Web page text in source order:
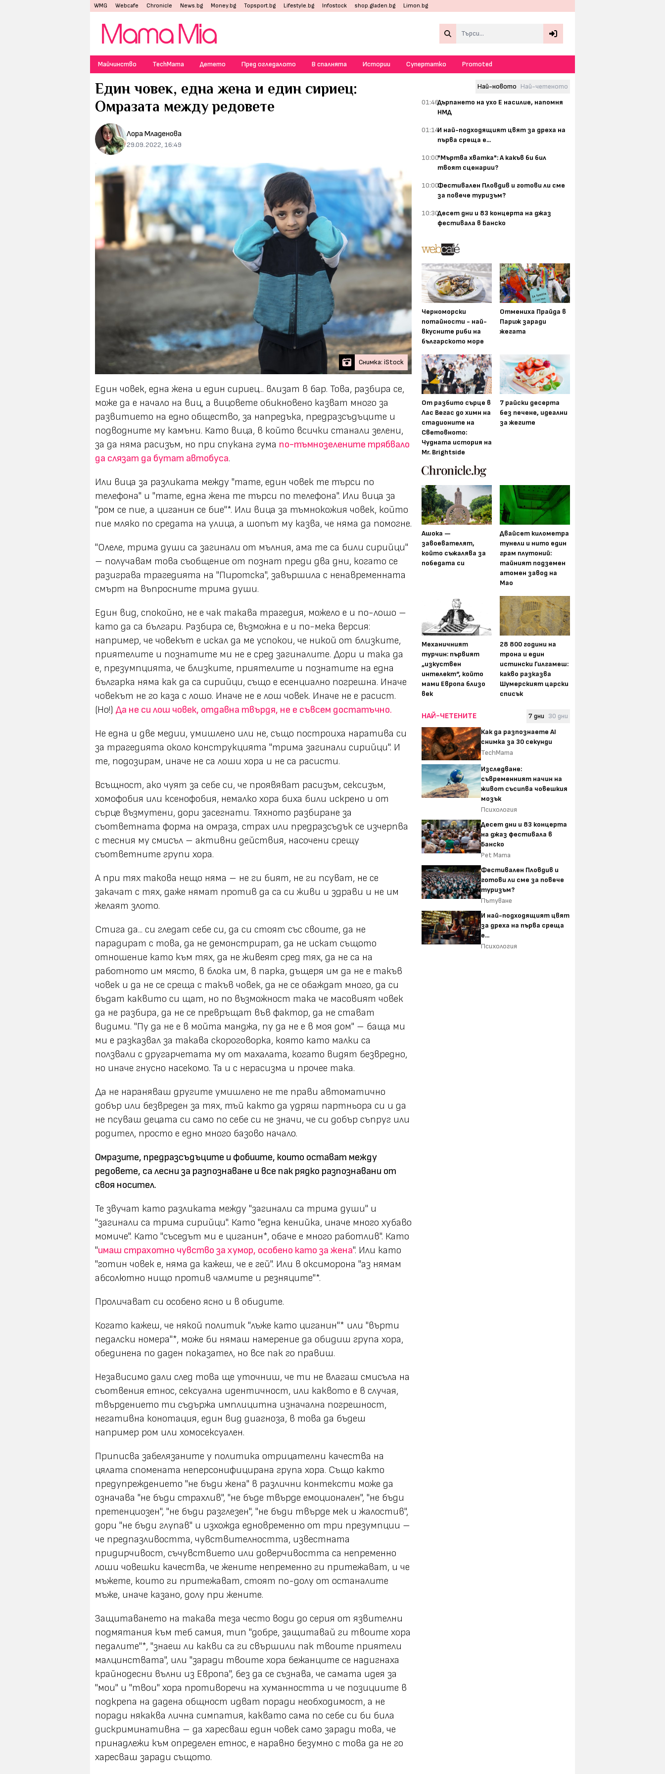
WMG Webcafe Chronicle News.bg Money.bg Topsport.bg Lifestyle.bg Infostock shop.gladen.bg Limon.bg
Майчинство TechMama Детето Пред огледалото В спалнята Истории Супертатко Promoted
Един човек, една жена и един сириец:
Омразата между редовете
Лора Младенова
29.09.2022, 16:49
Снимка: iStock
Един човек, една жена и един сириец... влизат в бар. Това, разбира се,
може да е начало на виц, а вицовете обикновено казват много за
развитието на едно общество, за напредъка, предразсъдъците и
подводните му камъни. Като вица, в който всички станали зелени,
за да няма расизъм, но при спукана гума по-тъмнозелените трябвало
да слязат да бутат автобуса.
Или вица за разликата между "тате, един човек те търси по
телефона" и "тате, една жена те търси по телефона". Или вица за
"ром се пие, а циганин се бие"*. Или вица за тъмнокожия човек, който
пие мляко по средата на улица, а шопът му казва, че няма да помогне.
"Олеле, трима души са загинали от мълния, ама те са били сирийци"
– получавам това съобщение от познат преди два дни, когато се
разиграва трагедията на "Пиротска", завършила с ненавременната
смърт на въпросните трима души.
Един вид, спокойно, не е чак такава трагедия, можело е и по-лошо –
като да са българи. Разбира се, възможна е и по-мека версия:
например, че човекът е искал да ме успокои, че никой от близките,
приятелите и познатите ми не е сред загиналите. Дори и така да
е, презумпцията, че близките, приятелите и познатите на една
българка няма как да са сирийци, също е есенциално погрешна. Иначе
човекът не го каза с лошо. Иначе не е лош човек. Иначе не е расист.
(Но!) Да не си лош човек, отдавна твърдя, не е съвсем достатъчно.
Не една и две медии, умишлено или не, също построиха наратива си
за трагедията около конструкцията "трима загинали сирийци". И
те, подозирам, иначе не са лоши хора и не са расисти.
Всъщност, ако чуят за себе си, че проявяват расизъм, сексизъм,
хомофобия или ксенофобия, немалко хора биха били искрено и от
сърце възмутени, дори засегнати. Тяхното разбиране за
съответната форма на омраза, страх или предразсъдък се изчерпва
с тесния му смисъл – активни действия, насочени срещу
съответните групи хора.
А при тях такова нещо няма – не ги бият, не ги псуват, не се
закачат с тях, даже нямат против да са си живи и здрави и не им
желаят злото.
Стига да... си гледат себе си, да си стоят със своите, да не
парадират с това, да не демонстрират, да не искат същото
отношение като към тях, да не живеят сред тях, да не са на
работното им място, в блока им, в парка, дъщеря им да не е такъв
човек и да не се среща с такъв човек, да не се обаждат много, да си
бъдат каквито си щат, но по възможност така че масовият човек
да не разбира, да не се превръщат във фактор, да не стават
видими. "Пу да не е в мойта манджа, пу да не е в моя дом" – баща ми
ми е разказвал за такава скороговорка, която като малки са
ползвали с другарчетата му от махалата, когато видят безвредно,
но иначе гнусно насекомо. Та и с нерасизма и прочее така.
Да не нараняваш другите умишлено не те прави автоматично
добър или безвреден за тях, тъй както да удряш партньора си и да
не псуваш децата си само по себе си не значи, че си добър съпруг или
родител, просто е едно много базово начало.
Омразите, предразсъдъците и фобиите, които остават между
редовете, са лесни за разпознаване и все пак рядко разпознавани от
своя носител.
Те звучат като разликата между "загинали са трима души" и
"загинали са трима сирийци". Като "една кенийка, иначе много хубаво
момиче". Като "съседът ми е циганин*, обаче е много работлив". Като
"имаш страхотно чувство за хумор, особено като за жена". Или като
"готин човек е, няма да кажеш, че е гей". Или в оксиморона "аз нямам
абсолютно нищо против чалмите и резняците"*.
Проличават си особено ясно и в обидите.
Когато кажеш, че някой политик "лъже като циганин"* или "върти
педалски номера"*, може би нямаш намерение да обидиш група хора,
обединена по даден показател, но все пак го правиш.
Независимо дали след това ще уточниш, че ти не влагаш смисъла на
съотвения етнос, сексуална идентичност, или каквото е в случая,
твърдението ти съдържа имплицитна изначална погрешност,
негативна конотация, един вид диагноза, в това да бъдеш
например ром или хомосексуален.
Приписва забелязаните у политика отрицателни качества на
цялата спомената неперсонифицирана група хора. Също както
предупреждението "не бъди жена" в различни контексти може да
означава "не бъди страхлив", "не бъде твърде емоционален", "не бъди
претенциозен", "не бъди разглезен", "не бъди твърде мек и жалостив",
дори "не бъди глупав" и изхожда едновременно от три презумпции –
че предпазливостта, чувствителността, известната
придирчивост, съчувствието или доверчивостта са непременно
лоши човешки качества, че жените непременно ги притежават, и че
мъжете, които ги притежават, стоят по-долу от останалите
мъже, иначе казано, долу при жените.
Защитаването на такава теза често води до серия от язвителни
подмятания към теб самия, тип "добре, защитавай ги твоите хора
педалите"*, "знаеш ли какви са ги свършили пак твоите приятели
малцинствата", или "заради твоите хора бежанците се надигнаха
крайнодесни вълни из Европа", без да се съзнава, че самата идея за
"мои" и "твои" хора противоречи на хуманността и че позициите в
подкрепа на дадена общност идват поради необходимост, а не
поради някаква лична симпатия, каквато сама по себе си би била
дискриминативна – да харесваш един човек само заради това, че
принадлежи към определен етнос, е наравно безумно с това да не го
харесваш заради същото.
Най-новото Най-четеното
01:46Дърпането на ухо Е насилие, напомня
НМД
01:14И най-подходящият цвят за дреха на
първа среща е...
10:00"Мъртва хватка": А какъв би бил
твоят сценарии?
10:00Фестивален Пловдив и готови ли сме
за повече туризъм?
10:30Десет дни и 83 концерта на джаз
фестивала в Банско
Черноморски
потайности - най-
вкусните риби на
българското море
Отмениха Прайда в
Париж заради
жегата
От разбито сърце в
Лас Вегас до химн на
стадионите на
Световното:
Чудната история на
Mr. Brightside
7 райски десерта
без печене, идеални
за жегите
Ашока —
завоевателят,
който съжалява за
победата си
Двайсет километра
тунели и нито един
грам плутоний:
тайният подземен
атомен завод на
Мао
Механичният
турчин: първият
„изкуствен
интелект“, който
мами Европа близо
век
28 800 години на
трона и един
истински Гилгамеш:
какво разказва
Шумерският царски
списък
НАЙ-ЧЕТЕНИТЕ 7 дни 30 дни
Как да разпознаете AI
снимка за 30 секунди
TechMama
Изследване:
съвременният начин на
живот съсипва човешкия
мозък
Психология
Десет дни и 83 концерта
на джаз фестивала в
Банско
Pet Mama
Фестивален Пловдив и
готови ли сме за повече
туризъм?
Пътуване
И най-подходящият цвят
за дреха на първа среща
е...
Психология